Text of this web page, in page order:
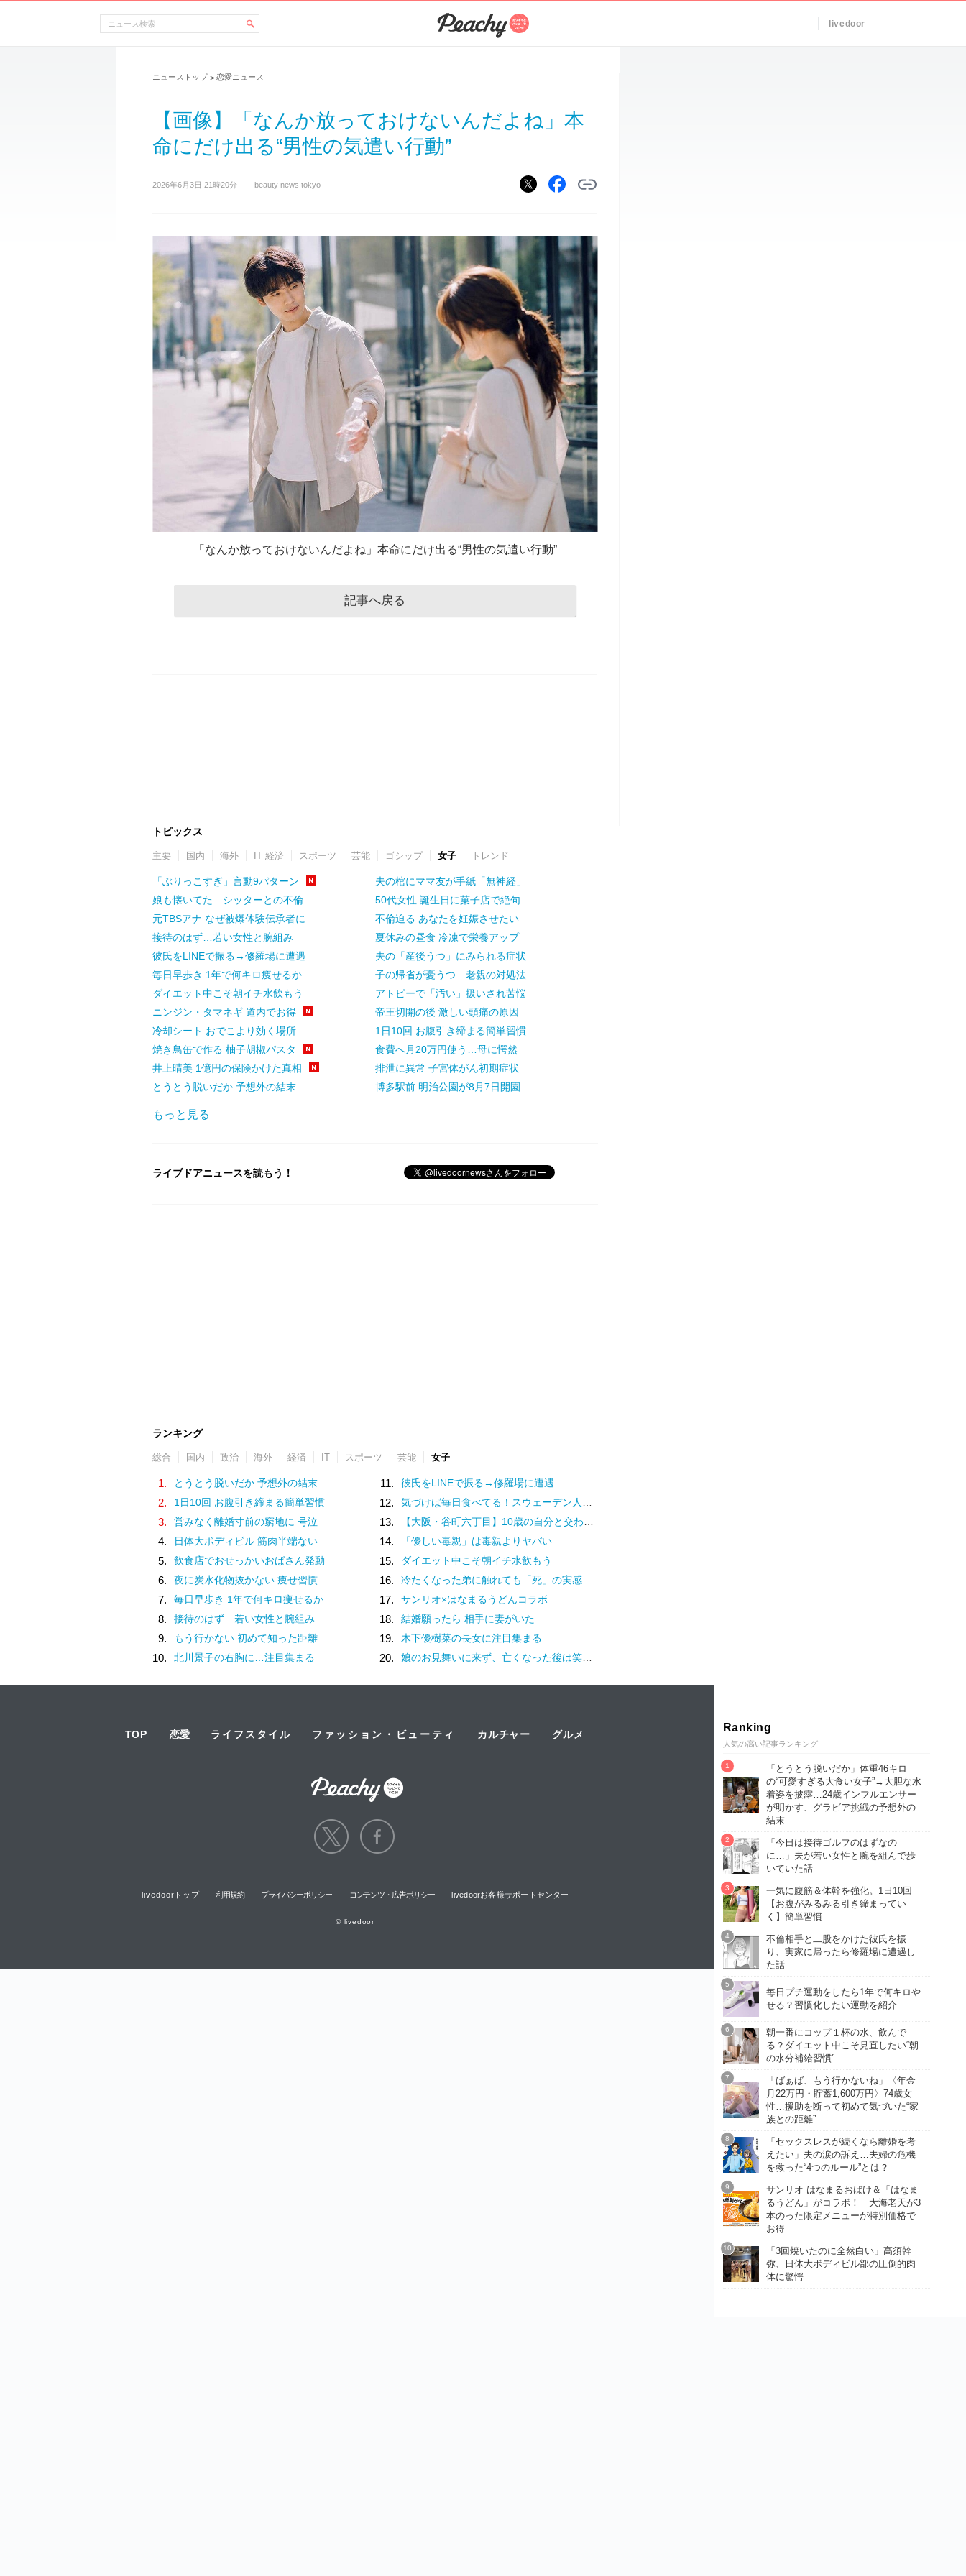
livedoor
ニューストップ > 恋愛ニュース
【画像】「なんか放っておけないんだよね」本
命にだけ出る“男性の気遣い行動”
2026年6月3日 21時20分 beauty news tokyo
「なんか放っておけないんだよね」本命にだけ出る“男性の気遣い行動”
記事へ戻る
トピックス
主要 国内 海外 IT 経済 スポーツ 芸能 ゴシップ 女子 トレンド
「ぶりっこすぎ」言動9パターン
娘も懐いてた…シッターとの不倫
元TBSアナ なぜ被爆体験伝承者に
接待のはず…若い女性と腕組み
彼氏をLINEで振る→修羅場に遭遇
毎日早歩き 1年で何キロ痩せるか
ダイエット中こそ朝イチ水飲もう
ニンジン・タマネギ 道内でお得
冷却シート おでこより効く場所
焼き鳥缶で作る 柚子胡椒パスタ
井上晴美 1億円の保険かけた真相
とうとう脱いだか 予想外の結末
夫の棺にママ友が手紙「無神経」
50代女性 誕生日に菓子店で絶句
不倫迫る あなたを妊娠させたい
夏休みの昼食 冷凍で栄養アップ
夫の「産後うつ」にみられる症状
子の帰省が憂うつ…老親の対処法
アトピーで「汚い」扱いされ苦悩
帝王切開の後 激しい頭痛の原因
1日10回 お腹引き締まる簡単習慣
食費へ月20万円使う…母に愕然
排泄に異常 子宮体がん初期症状
博多駅前 明治公園が8月7日開園
もっと見る
ライブドアニュースを読もう！
ランキング
総合 国内 政治 海外 経済 IT スポーツ 芸能 女子
1. とうとう脱いだか 予想外の結末
2. 1日10回 お腹引き締まる簡単習慣
3. 営みなく離婚寸前の窮地に 号泣
4. 日体大ボディビル 筋肉半端ない
5. 飲食店でおせっかいおばさん発動
6. 夜に炭水化物抜かない 痩せ習慣
7. 毎日早歩き 1年で何キロ痩せるか
8. 接待のはず…若い女性と腕組み
9. もう行かない 初めて知った距離
10. 北川景子の右胸に…注目集まる
11. 彼氏をLINEで振る→修羅場に遭遇
12. 気づけば毎日食べてる！スウェーデン人漫画家がリピートし続ける日本の定番食
13. 【大阪・谷町六丁目】10歳の自分と交わした約束。名店での猛修業を経てオープンした「ma journée（マジョルネ）」が提案する、日常に寄り添うフランス菓子
14. 「優しい毒親」は毒親よりヤバい
15. ダイエット中こそ朝イチ水飲もう
16. 冷たくなった弟に触れても「死」の実感がなかった姉。納棺の時に現実を突きつけられて
17. サンリオ×はなまるうどんコラボ
18. 結婚願ったら 相手に妻がいた
19. 木下優樹菜の長女に注目集まる
20. 娘のお見舞いに来ず、亡くなった後は笑顔を浮かべる母親。冷たすぎる態度に、一つの疑惑が頭をよぎる…／ナース漫画
Ranking
人気の高い記事ランキング
「とうとう脱いだか」体重46キロ
の“可愛すぎる大食い女子”→大胆な水
着姿を披露…24歳インフルエンサー
が明かす、グラビア挑戦の予想外の
結末
「今日は接待ゴルフのはずなの
に…」夫が若い女性と腕を組んで歩
いていた話
一気に腹筋＆体幹を強化。1日10回
【お腹がみるみる引き締まってい
く】簡単習慣
不倫相手と二股をかけた彼氏を振
り、実家に帰ったら修羅場に遭遇し
た話
毎日プチ運動をしたら1年で何キロや
せる？習慣化したい運動を紹介
朝一番にコップ１杯の水、飲んで
る？ダイエット中こそ見直したい“朝
の水分補給習慣”
「ばぁば、もう行かないね」〈年金
月22万円・貯蓄1,600万円〉74歳女
性…援助を断って初めて気づいた“家
族との距離”
「セックスレスが続くなら離婚を考
えたい」夫の涙の訴え…夫婦の危機
を救った“4つのルール”とは？
サンリオ はなまるおばけ＆「はなま
るうどん」がコラボ！ 大海老天が3
本のった限定メニューが特別価格で
お得
「3回焼いたのに全然白い」高須幹
弥、日体大ボディビル部の圧倒的肉
体に驚愕
TOP 恋愛 ライフスタイル ファッション・ビューティ カルチャー グルメ
livedoorトップ 利用規約 プライバシーポリシー コンテンツ・広告ポリシー livedoorお客様サポートセンター
© livedoor